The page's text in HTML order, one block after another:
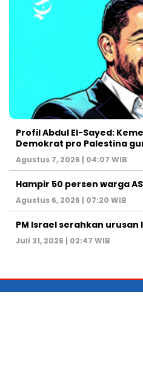
Profil Abdul El-Sayed:
Demokrat pro Palestina
Agustus 7, 2026 | 04:07 WIB
Hampir 50 persen warga
Agustus 6, 2026 | 07:20 WIB
PM Israel serahkan urusan
Juli 31, 2026 | 02:47 WIB